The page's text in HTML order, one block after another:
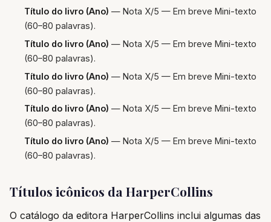
Título do livro (Ano) — Nota X/5 — Em breve Mini-texto
(60–80 palavras).
Título do livro (Ano) — Nota X/5 — Em breve Mini-texto
(60–80 palavras).
Título do livro (Ano) — Nota X/5 — Em breve Mini-texto
(60–80 palavras).
Título do livro (Ano) — Nota X/5 — Em breve Mini-texto
(60–80 palavras).
Título do livro (Ano) — Nota X/5 — Em breve Mini-texto
(60–80 palavras).
Títulos icônicos da HarperCollins
O catálogo da editora HarperCollins inclui algumas das